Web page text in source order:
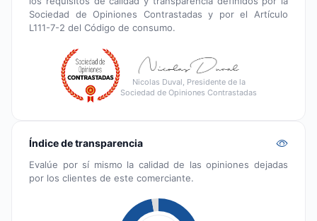
Sociedad de Opiniones Contrastadas y por el Artículo
L111-7-2 del Código de consumo.
Nicolas Duval, Presidente de la
Sociedad de Opiniones Contrastadas
Índice de transparencia
Evalúe por sí mismo la calidad de las opiniones dejadas
por los clientes de este comerciante.